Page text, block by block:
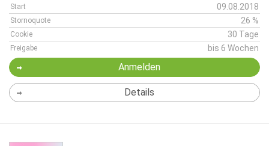
Start 09.08.2018
Stornoquote 26 %
Cookie 30 Tage
Freigabe bis 6 Wochen
Anmelden
Details